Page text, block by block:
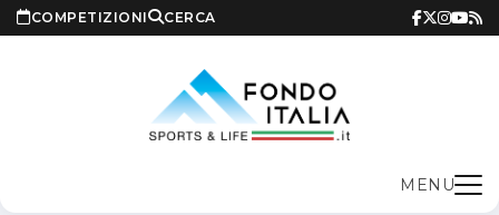
COMPETIZIONI CERCA
MENU